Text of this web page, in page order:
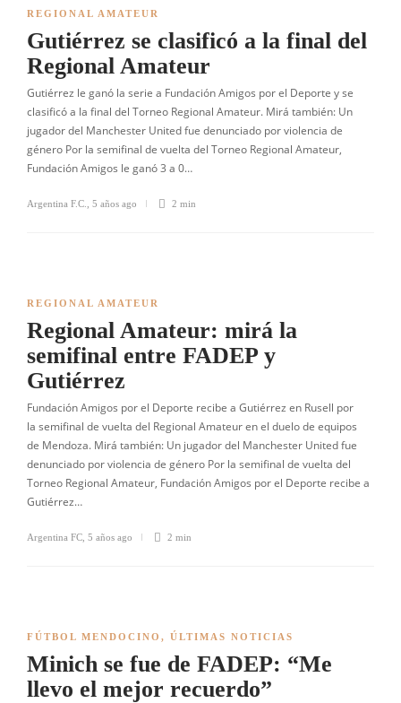
REGIONAL AMATEUR
Gutiérrez se clasificó a la final del
Regional Amateur
Gutiérrez le ganó la serie a Fundación Amigos por el Deporte y se
clasificó a la final del Torneo Regional Amateur. Mirá también: Un
jugador del Manchester United fue denunciado por violencia de
género Por la semifinal de vuelta del Torneo Regional Amateur,
Fundación Amigos le ganó 3 a 0…
Argentina F.C. 5 años ago 2 min
REGIONAL AMATEUR
Regional Amateur: mirá la
semifinal entre FADEP y
Gutiérrez
Fundación Amigos por el Deporte recibe a Gutiérrez en Rusell por
la semifinal de vuelta del Regional Amateur en el duelo de equipos
de Mendoza. Mirá también: Un jugador del Manchester United fue
denunciado por violencia de género Por la semifinal de vuelta del
Torneo Regional Amateur, Fundación Amigos por el Deporte recibe a
Gutiérrez…
Argentina FC 5 años ago 2 min
FÚTBOL MENDOCINO , ÚLTIMAS NOTICIAS
Minich se fue de FADEP: “Me
llevo el mejor recuerdo”